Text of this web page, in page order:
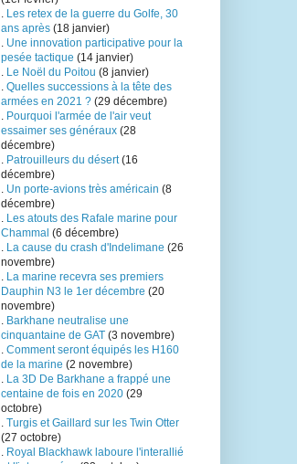
. Les retex de la guerre du Golfe, 30
ans après (18 janvier)
. Une innovation participative pour la
pesée tactique (14 janvier)
. Le Noël du Poitou (8 janvier)
. Quelles successions à la tête des
armées en 2021 ? (29 décembre)
. Pourquoi l'armée de l'air veut
essaimer ses généraux (28
décembre)
. Patrouilleurs du désert(16
décembre)
. Un porte-avions très américain (8
décembre)
. Les atouts des Rafale marine pour
Chammal (6 décembre)
. La cause du crash d'Indelimane (26
novembre)
. La marine recevra ses premiers
Dauphin N3 le 1er décembre (20
novembre)
. Barkhane neutralise une
cinquantaine de GAT (3 novembre)
. Comment seront équipés les H160
de la marine (2 novembre)
. La 3D De Barkhane a frappé une
centaine de fois en 2020 (29
octobre)
. Turgis et Gaillard sur les Twin Otter
(27 octobre)
. Royal Blackhawk laboure l'interallié